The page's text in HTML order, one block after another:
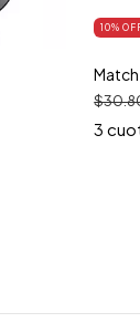
10%
3